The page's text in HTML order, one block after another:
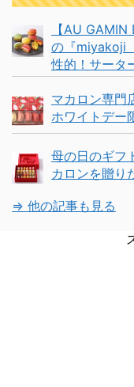
【AU
の『miyakoji
性的！サータ
マカロン専門
ホワイトデー
母の日のギフ
カロンを贈り
⇒ 他の記事も見る